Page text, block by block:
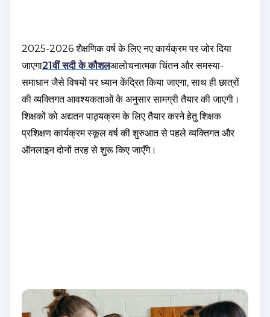
2025-2026 शैक्षणिक वर्ष के लिए नए कार्यक्रम पर जोर दिया
जाएगा21वीं सदी के कौशलआलोचनात्मक चिंतन और समस्या-
समाधान जैसे विषयों पर ध्यान केंद्रित किया जाएगा, साथ ही छात्रों
की व्यक्तिगत आवश्यकताओं के अनुसार सामग्री तैयार की जाएगी।
शिक्षकों को अद्यतन पाठ्यक्रम के लिए तैयार करने हेतु शिक्षक
प्रशिक्षण कार्यक्रम स्कूल वर्ष की शुरुआत से पहले व्यक्तिगत और
ऑनलाइन दोनों तरह से शुरू किए जाएँगे।